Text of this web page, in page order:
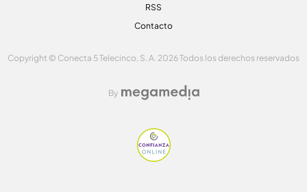
RSS
Contacto
Copyright © Conecta 5 Telecinco, S. A. 2026 Todos los derechos reservados
By